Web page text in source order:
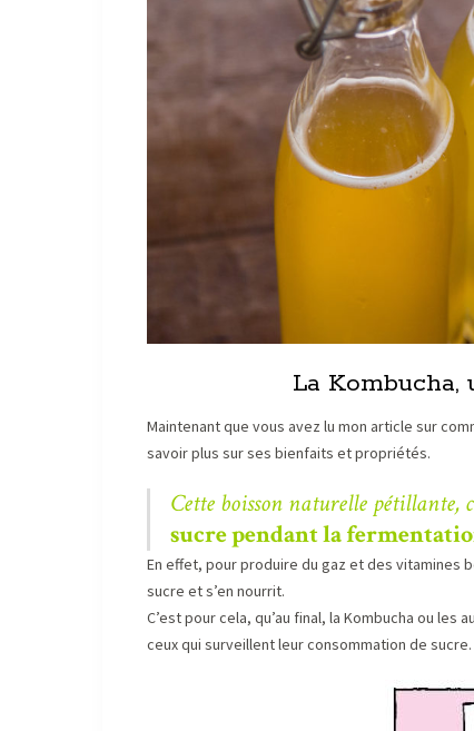
La
Maintenant que vous avez lu mon article sur
savoir plus sur ses bienfaits et propriétés.
Cette boisson naturelle
sucre pendant la
En effet, pour produire du gaz et des vitamines
sucre et s’en nourrit.
C’est pour cela, qu’au final, la Kombucha ou
ceux qui surveillent leur consommation de sucre.